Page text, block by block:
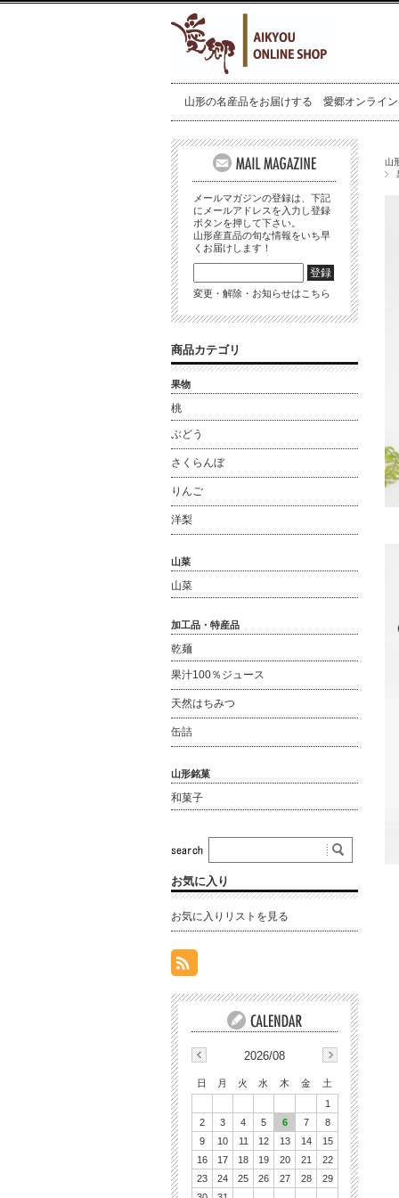
山形の名産品をお届けする 愛郷オンライ
山
メールマガジンの登録は、下記
にメールアドレスを入力し登録
ボタンを押して下さい。
山形産直品の旬な情報をいち早
くお届けします！
変更・解除・お知らせはこちら
商品カテゴリ
果物
桃
ぶどう
さくらんぼ
りんご
洋梨
山菜
山菜
加工品・特産品
乾麺
果汁100％ジュース
天然はちみつ
缶詰
山形銘菓
和菓子
お気に入り
お気に入りリストを見る
2026/08
日 月 火 水 木 金
土
1
2
3 4 5 6 7
8
9
10 11 12 13 14
15
16
17 18 19 20 21
22
23
24 25 26 27 28
29